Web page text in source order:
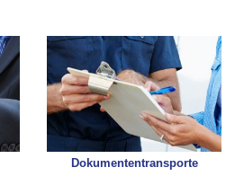
Dokumententransporte